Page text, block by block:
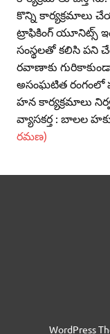
కొన్ని
ట్రాఫికింగ్‌ యూనిట్స్‌
సంస్థలతో కలిసి పని
రవాణాకు
అసంఘటిత రంగంలో
హన కార్యక్రమాలు
వ్యాసకర్త : బాలల
రమణ)
WordPress